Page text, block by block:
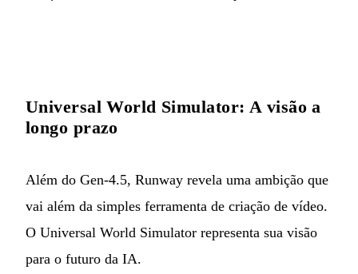
Universal World Simulator: A visão a
longo prazo
Além do Gen-4.5, Runway revela uma ambição que
vai além da simples ferramenta de criação de vídeo.
O Universal World Simulator representa sua visão
para o futuro da IA.